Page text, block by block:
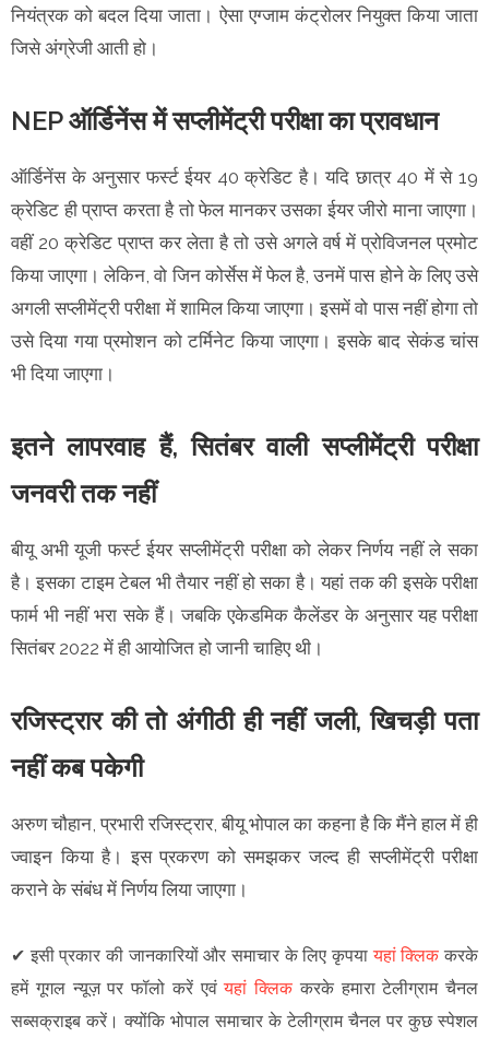
नियंत्रक को बदल दिया जाता। ऐसा एग्जाम कंट्रोलर नियुक्त किया जाता
जिसे अंग्रेजी आती हो।
NEP ऑर्डिनेंस में सप्लीमेंट्री परीक्षा का प्रावधान
ऑर्डिनेंस के अनुसार फर्स्ट ईयर 40 क्रेडिट है। यदि छात्र 40 में से 19
क्रेडिट ही प्राप्त करता है तो फेल मानकर उसका ईयर जीरो माना जाएगा।
वहीं 20 क्रेडिट प्राप्त कर लेता है तो उसे अगले वर्ष में प्रोविजनल प्रमोट
किया जाएगा। लेकिन, वो जिन कोर्सेस में फेल है, उनमें पास होने के लिए उसे
अगली सप्लीमेंट्री परीक्षा में शामिल किया जाएगा। इसमें वो पास नहीं होगा तो
उसे दिया गया प्रमोशन को टर्मिनेट किया जाएगा। इसके बाद सेकंड चांस
भी दिया जाएगा।
इतने लापरवाह हैं, सितंबर वाली सप्लीमेंट्री परीक्षा
जनवरी तक नहीं
बीयू अभी यूजी फर्स्ट ईयर सप्लीमेंट्री परीक्षा को लेकर निर्णय नहीं ले सका
है। इसका टाइम टेबल भी तैयार नहीं हो सका है। यहां तक की इसके परीक्षा
फार्म भी नहीं भरा सके हैं। जबकि एकेडमिक कैलेंडर के अनुसार यह परीक्षा
सितंबर 2022 में ही आयोजित हो जानी चाहिए थी।
रजिस्ट्रार की तो अंगीठी ही नहीं जली, खिचड़ी पता
नहीं कब पकेगी
अरुण चौहान, प्रभारी रजिस्ट्रार, बीयू भोपाल का कहना है कि मैंने हाल में ही
ज्वाइन किया है। इस प्रकरण को समझकर जल्द ही सप्लीमेंट्री परीक्षा
कराने के संबंध में निर्णय लिया जाएगा।
✔ इसी प्रकार की जानकारियों और समाचार के लिए कृपयायहां क्लिक करके
हमें गूगल न्यूज़ पर फॉलो करें एवंयहां क्लिक करके हमारा टेलीग्राम चैनल
सब्सक्राइब करें। क्योंकि भोपाल समाचार के टेलीग्राम चैनल पर कुछ स्पेशल